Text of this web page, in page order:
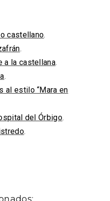
castellano.
.
a la castellana.
.
al estilo “Mara en
del Órbigo.
.
de Narración Oral,